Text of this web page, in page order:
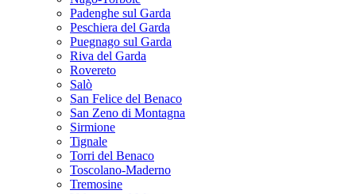
Padenghe sul Garda
Peschiera del Garda
Puegnago sul Garda
Riva del Garda
Rovereto
Salò
San Felice del Benaco
San Zeno di Montagna
Sirmione
Tignale
Torri del Benaco
Toscolano-Maderno
Tremosine